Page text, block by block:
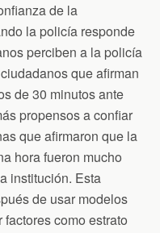
de la
la policía responde
perciben a la policía
que afirman
de 30 minutos ante
propensos a confiar
que afirmaron que la
hora fueron mucho
institución. Esta
de usar modelos
como estrato